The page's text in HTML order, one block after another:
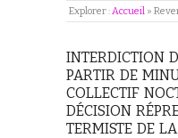
Explorer :Accueil »
INTERDICTION
PARTIR DE
COLLECTIF
DÉCISION
TERMISTE DE